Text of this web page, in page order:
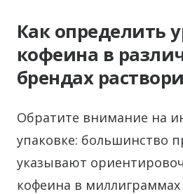
Как определить
кофеина в
брендах
Обратите внимание на
упаковке: большинство
указывают
кофеина в